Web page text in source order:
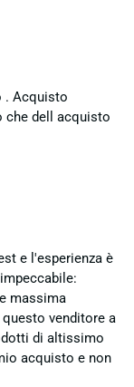
. Acquisto
che dell acquisto
e l'esperienza è
massima
venditore a
di altissimo
acquisto e non